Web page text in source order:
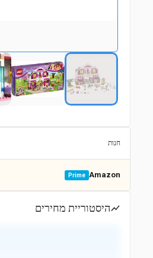
חנות
Amazon
Prime
היסטוריית מחירים